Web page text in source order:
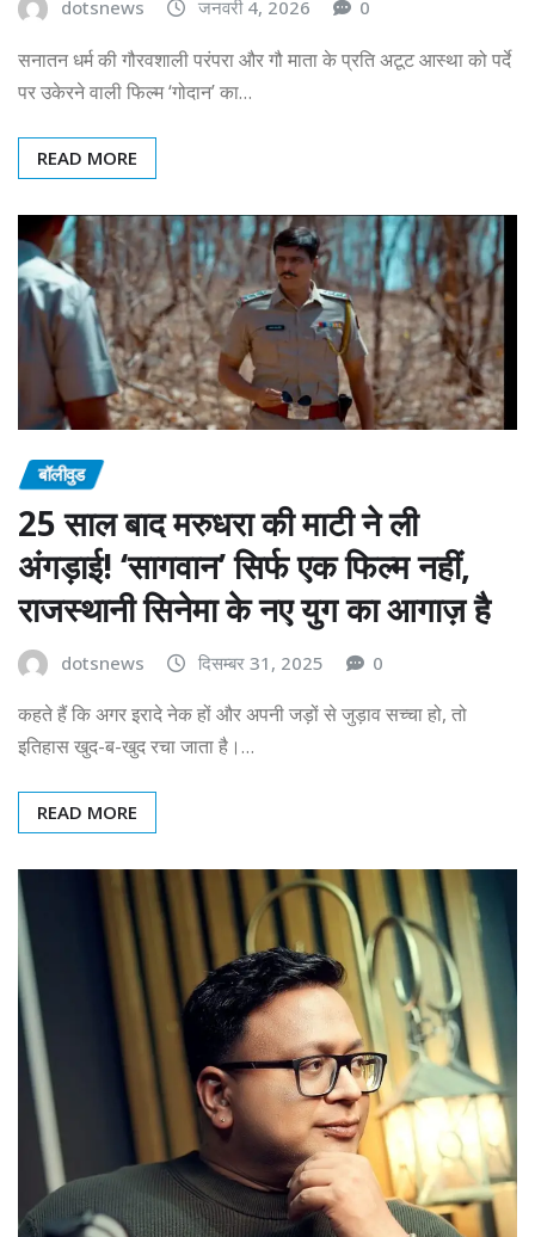
dotsnews जनवरी 4, 2026 0
सनातन धर्म की गौरवशाली परंपरा और गौ माता के प्रति अटूट आस्था को पर्दे
पर उकेरने वाली फिल्म ‘गोदान’ का…
READ MORE
बॉलीवुड
25 साल बाद मरुधरा की माटी ने ली
अंगड़ाई! ‘सागवान’ सिर्फ एक फिल्म नहीं,
राजस्थानी सिनेमा के नए युग का आगाज़ है
dotsnews दिसम्बर 31, 2025 0
कहते हैं कि अगर इरादे नेक हों और अपनी जड़ों से जुड़ाव सच्चा हो, तो
इतिहास खुद-ब-खुद रचा जाता है।…
READ MORE